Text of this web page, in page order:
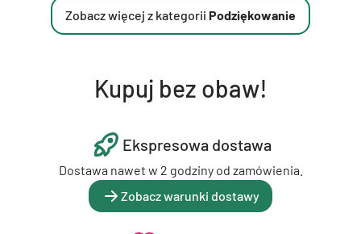
Zobacz więcej z kategorii Podziękowanie
Kupuj bez obaw!
Ekspresowa dostawa
Dostawa nawet w 2 godziny od zamówienia.
Zobacz warunki dostawy